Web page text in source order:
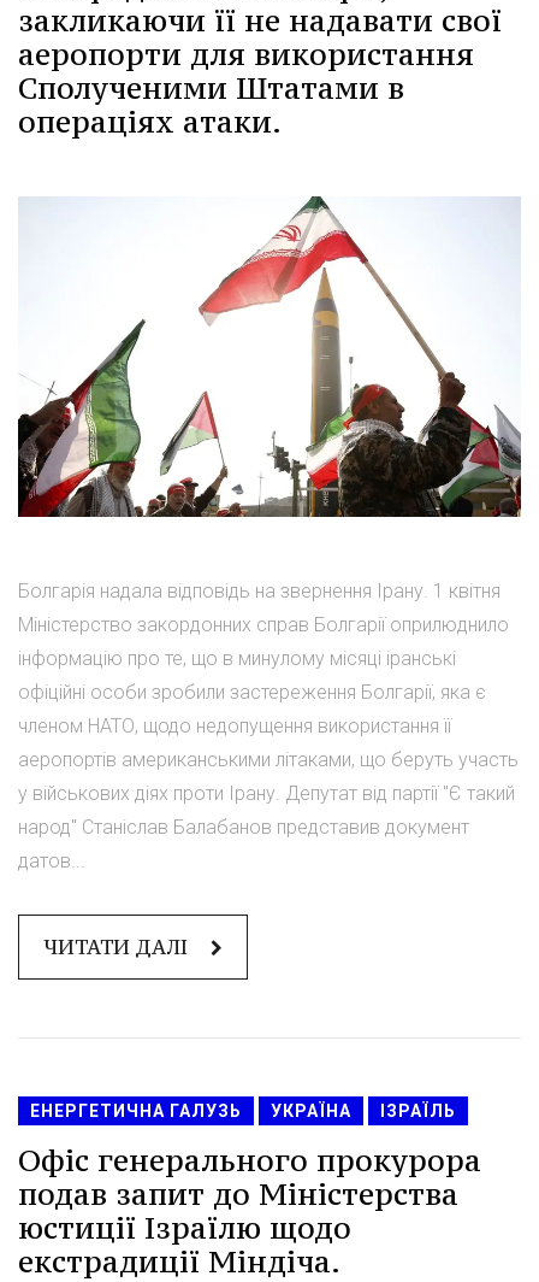
закликаючи її не надавати свої
аеропорти для використання
Сполученими Штатами в
операціях атаки.
Болгарія надала відповідь на звернення Ірану. 1 квітня
Міністерство закордонних справ Болгарії оприлюднило
інформацію про те, що в минулому місяці іранські
офіційні особи зробили застереження Болгарії, яка є
членом НАТО, щодо недопущення використання її
аеропортів американськими літаками, що беруть участь
у військових діях проти Ірану. Депутат від партії "Є такий
народ" Станіслав Балабанов представив документ
датов...
ЧИТАТИ ДАЛІ
ЕНЕРГЕТИЧНА ГАЛУЗЬ УКРАЇНА ІЗРАЇЛЬ
Офіс генерального прокурора
подав запит до Міністерства
юстиції Ізраїлю щодо
екстрадиції Міндіча.